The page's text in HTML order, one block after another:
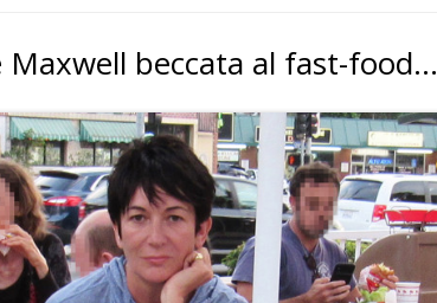
Maxwell beccata al fast-food…